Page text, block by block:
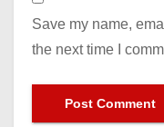
Save my name,
the next time I